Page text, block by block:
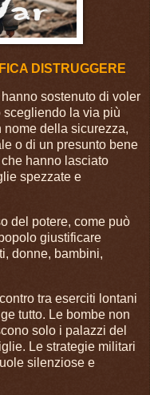
DISTRUGGERE
sostenuto di voler
la via più
nome della sicurezza,
o di un presunto bene
hanno lasciato
spezzate e
del potere, come può
giustificare
donne, bambini,
tra eserciti lontani
tutto. Le bombe non
solo i palazzi del
Le strategie militari
silenziose e